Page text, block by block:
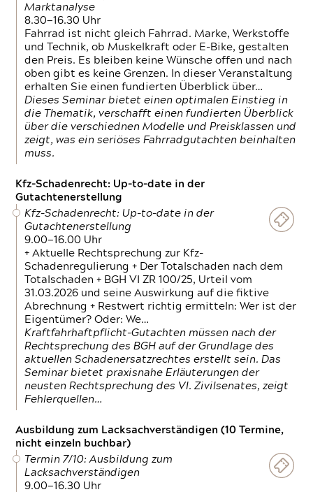
Marktanalyse
8.30—16.30 Uhr
Fahrrad ist nicht gleich Fahrrad. Marke, Werkstoffe
und Technik, ob Muskelkraft oder E-Bike, gestalten
den Preis. Es bleiben keine Wünsche offen und nach
oben gibt es keine Grenzen. In dieser Veranstaltung
erhalten Sie einen fundierten Überblick über…
Dieses Seminar bietet einen optimalen Einstieg in
die Thematik, verschafft einen fundierten Überblick
über die verschiednen Modelle und Preisklassen und
zeigt, was ein seriöses Fahrradgutachten beinhalten
muss.
Kfz-Schadenrecht: Up-to-date in der
Gutachtenerstellung
Kfz-Schadenrecht: Up-to-date in der
Gutachtenerstellung
9.00—16.00 Uhr
+ Aktuelle Rechtsprechung zur Kfz-
Schadenregulierung + Der Totalschaden nach dem
Totalschaden + BGH VI ZR 100/25, Urteil vom
31.03.2026 und seine Auswirkung auf die fiktive
Abrechnung + Restwert richtig ermitteln: Wer ist der
Eigentümer? Oder: We…
Kraftfahrhaftpflicht-Gutachten müssen nach der
Rechtsprechung des BGH auf der Grundlage des
aktuellen Schadenersatzrechtes erstellt sein. Das
Seminar bietet praxisnahe Erläuterungen der
neusten Rechtsprechung des VI. Zivilsenates, zeigt
Fehlerquellen…
Ausbildung zum Lacksachverständigen (10 Termine,
nicht einzeln buchbar)
Termin 7/10: Ausbildung zum
Lacksachverständigen
9.00—16.30 Uhr